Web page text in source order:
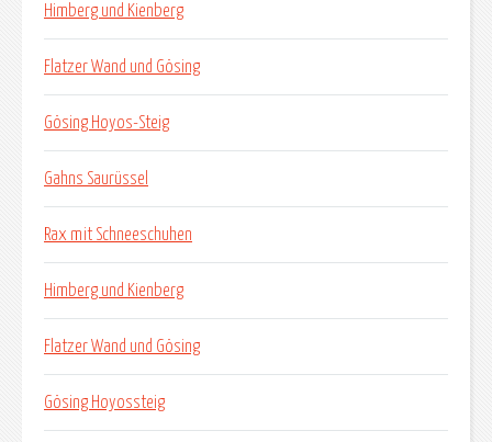
Himberg und Kienberg
Flatzer Wand und Gösing
Gösing Hoyos-Steig
Gahns Saurüssel
Rax mit Schneeschuhen
Himberg und Kienberg
Flatzer Wand und Gösing
Gösing Hoyossteig